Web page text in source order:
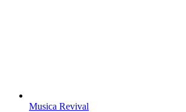
Musica Revival